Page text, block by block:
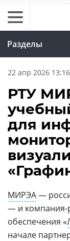
Разделы
22 апр 2026 13:16
РТУ
для
МИРЭА—
— и компания-
обеспечения «
начале